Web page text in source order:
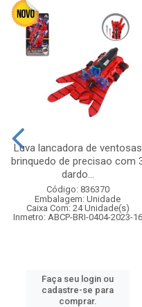
Luva lancadora de ventosas
brinquedo de precisao com
dardo...
Código: 836370
Embalagem: Unidade
Caixa Com: 24 Unidade(s)
Inmetro: ABCP-BRI-0404-2023-16
Faça seu login ou
cadastre-se para
comprar.